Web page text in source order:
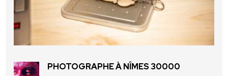
PHOTOGRAPHE À NÎMES 30000